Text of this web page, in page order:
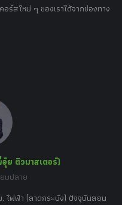
ร์สใหม่ ๆ ของเราได้จากช่องทาง
ย ติวมาสเตอร์)
มปลาย
ไฟฟ้า (ลาดกระบัง) ปัจจุบันสอน